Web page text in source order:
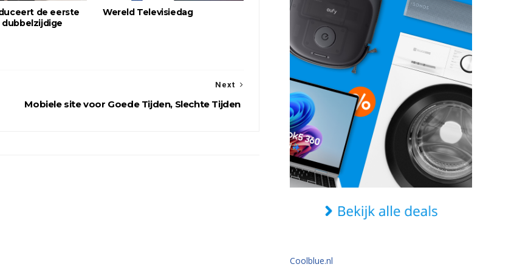
de eerste
Wereld Televisiedag
Next
Mobiele site voor Goede Tijden, Slechte Tijden
Coolblue.nl